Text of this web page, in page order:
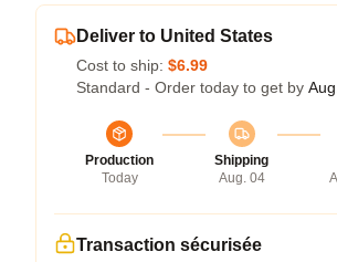
Deliver to United States
Cost to ship: $6.99
Standard - Order today to get by
Production
Today
Shipping
Aug. 04
Transaction sécurisée